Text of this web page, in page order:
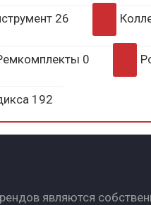
26
0
192
являются